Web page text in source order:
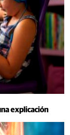
explicación